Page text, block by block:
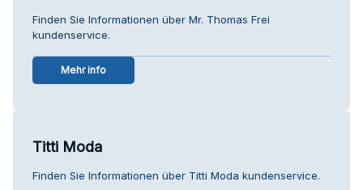
Finden Sie Informationen über Mr. Thomas Frei
kundenservice.
Mehr info
Titti Moda
Finden Sie Informationen über Titti Moda kundenservice.